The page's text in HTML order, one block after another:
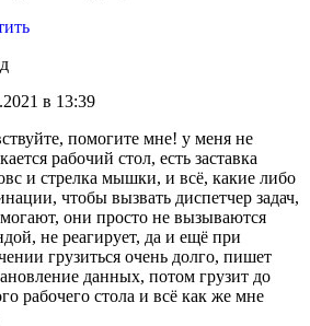
в 13:39
помогите мне! у меня не
рабочий стол, есть заставка
и стрелка мышки, и всё, какие либо
чтобы вызвать диспетчер задач,
они просто не вызываются
не реагирует, да и ещё при
грузиться очень долго, пишет
данных, потом грузит до
рабочего стола и всё как же мне